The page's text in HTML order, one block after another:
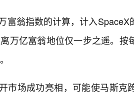
富翁指数的计算，计入
万亿富翁地位仅一步之遥。按
市场成功亮相，可能使马斯克